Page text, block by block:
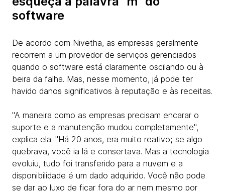
software
De acordo com Nivetha, as empresas geralmente
recorrem a um provedor de serviços gerenciados
quando o software está claramente oscilando ou à
beira da falha. Mas, nesse momento, já pode ter
havido danos significativos à reputação e às receitas.
"A maneira como as empresas precisam encarar o
suporte e a manutenção mudou completamente",
explica ela. "Há 20 anos, era muito reativo; se algo
quebrava, você ia lá e consertava. Mas a tecnologia
evoluiu, tudo foi transferido para a nuvem e a
disponibilidade é um dado adquirido. Você não pode
se dar ao luxo de ficar fora do ar nem mesmo por